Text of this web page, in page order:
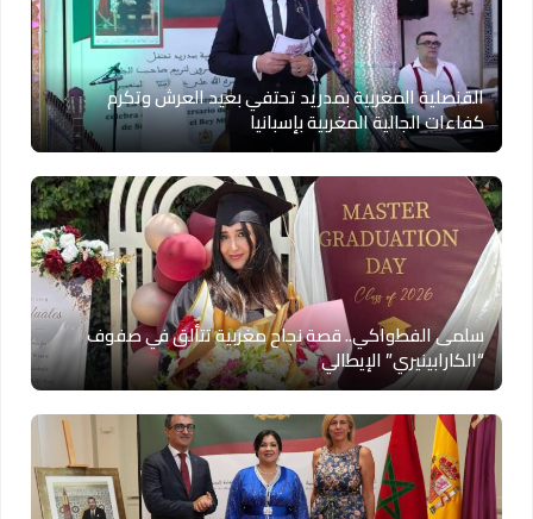
القنصلية المغربية بمدريد تحتفي بعيد العرش وتكرم
كفاءات الجالية المغربية بإسبانيا
سلمى الفطواكي.. قصة نجاح مغربية تتألق في صفوف
“الكارابينيري” الإيطالي